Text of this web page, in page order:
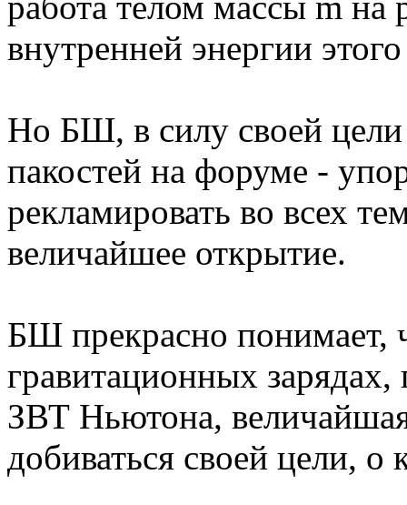
внутренней энергии
Но БШ, в силу своей
пакостей на форуме -
рекламировать во всех
величайшее открытие.
БШ прекрасно понимает,
гравитационных
ЗВТ Ньютона,
добиваться своей цели,